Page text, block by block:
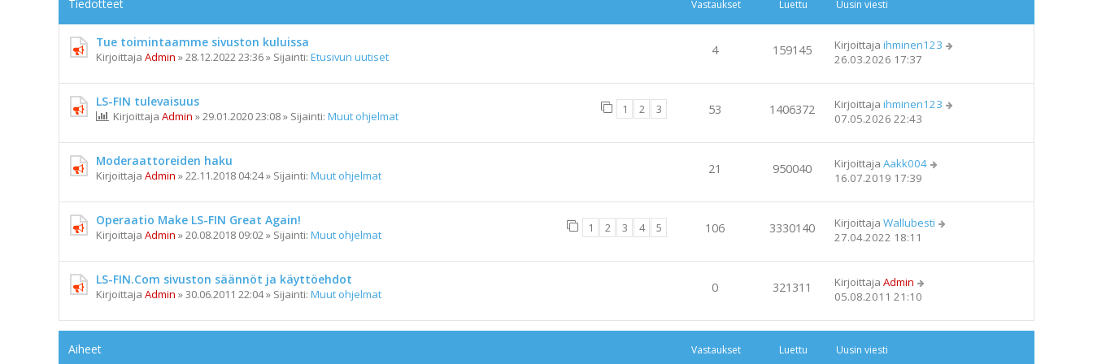
Tiedotteet Vastaukset Luettu Uusin viesti
Tue toimintaamme sivuston kuluissa
Kirjoittaja Admin »28.12.2022 23:36» Sijainti: Etusivun uutiset 4 159145 Kirjoittaja ihminen123
26.03.2026 17:37
LS-FIN tulevaisuus
Kirjoittaja Admin »29.01.2020 23:08» Sijainti: Muut ohjelmat 1 2 3 53 1406372 Kirjoittaja ihminen123
07.05.2026 22:43
Moderaattoreiden haku
Kirjoittaja Admin »22.11.2018 04:24» Sijainti: Muut ohjelmat 21 950040 Kirjoittaja Aakk004
16.07.2019 17:39
Operaatio Make LS-FIN Great Again!
Kirjoittaja Admin »20.08.2018 09:02» Sijainti: Muut ohjelmat 1 2 3 4 5 106 3330140 Kirjoittaja Wallubesti
27.04.2022 18:11
LS-FIN.Com sivuston säännöt ja käyttöehdot
Kirjoittaja Admin »30.06.2011 22:04» Sijainti: Muut ohjelmat 0 321311 Kirjoittaja Admin
05.08.2011 21:10
Aiheet Vastaukset Luettu Uusin viesti